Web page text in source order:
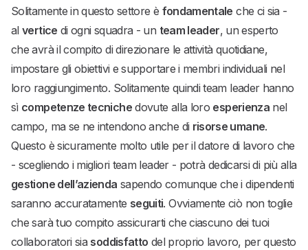
Solitamente in questo settore è fondamentale che ci sia -
alvertice di ogni squadra - un team leader, un esperto
che avrà il compito di direzionare le attività quotidiane,
impostare gli obiettivi e supportare i membri individuali nel
loro raggiungimento. Solitamente quindi team leader hanno
sì competenze tecnichedovute alla loro esperienza nel
campo, ma se ne intendono anche di risorse umane.
Questo è sicuramente molto utile per il datore di lavoro che
- scegliendo i migliori team leader - potrà dedicarsi di più alla
gestione dell’azienda sapendo comunque che i dipendenti
saranno accuratamente seguiti. Ovviamente ciò non toglie
che sarà tuo compito assicurarti che ciascuno dei tuoi
collaboratori sia soddisfatto del proprio lavoro, per questo